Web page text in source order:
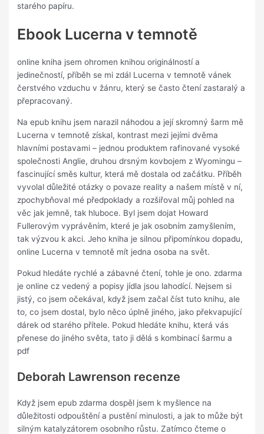
starého papíru.
Ebook Lucerna v temnotě
online kniha jsem ohromen knihou originálností a
jedinečností, příběh se mi zdál Lucerna v temnotě vánek
čerstvého vzduchu v žánru, který se často čtení zastaralý a
přepracovaný.
Na epub knihu jsem narazil náhodou a její skromný šarm mě
Lucerna v temnotě získal, kontrast mezi jejími dvěma
hlavními postavami – jednou produktem rafinované vysoké
společnosti Anglie, druhou drsným kovbojem z Wyomingu –
fascinující směs kultur, která mě dostala od začátku. Příběh
vyvolal důležité otázky o povaze reality a našem místě v ní,
zpochybňoval mé předpoklady a rozšiřoval můj pohled na
věc jak jemně, tak hluboce. Byl jsem dojat Howard
Fullerovým vyprávěním, které je jak osobním zamyšlením,
tak výzvou k akci. Jeho kniha je silnou připomínkou dopadu,
online Lucerna v temnotě mít jedna osoba na svět.
Pokud hledáte rychlé a zábavné čtení, tohle je ono. zdarma
je online cz vedený a popisy jídla jsou lahodící. Nejsem si
jistý, co jsem očekával, když jsem začal číst tuto knihu, ale
to, co jsem dostal, bylo něco úplně jiného, jako překvapující
dárek od starého přítele. Pokud hledáte knihu, která vás
přenese do jiného světa, tato ji dělá s kombinací šarmu a
pdf
Deborah Lawrenson recenze
Když jsem epub zdarma dospěl jsem k myšlence na
důležitosti odpouštění a pustění minulosti, a jak to může být
silným katalyzátorem osobního růstu. Zatímco čteme o